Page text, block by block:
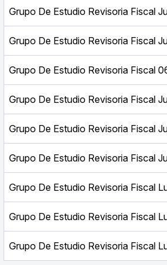
Grupo De Estudio Revisoria Fiscal
Grupo De Estudio Revisoria Fiscal
Grupo De Estudio Revisoria Fiscal
Grupo De Estudio Revisoria Fiscal
Grupo De Estudio Revisoria Fiscal
Grupo De Estudio Revisoria Fiscal
Grupo De Estudio Revisoria Fiscal
Grupo De Estudio Revisoria Fiscal
Grupo De Estudio Revisoria Fiscal